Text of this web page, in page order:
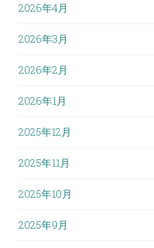
2026年4月
2026年3月
2026年2月
2026年1月
2025年12月
2025年11月
2025年10月
2025年9月